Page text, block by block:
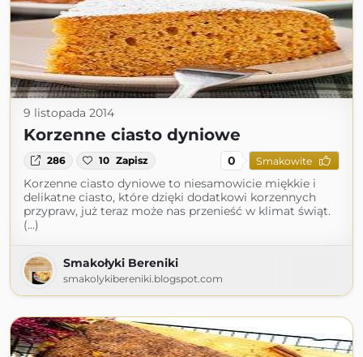
9 listopada 2014
Korzenne ciasto dyniowe
286 10 Zapisz 0 Smakowite
Korzenne ciasto dyniowe to niesamowicie miękkie i
delikatne ciasto, które dzięki dodatkowi korzennych
przypraw, już teraz może nas przenieść w klimat świąt.
(...)
Smakołyki Bereniki
smakolykibereniki.blogspot.com